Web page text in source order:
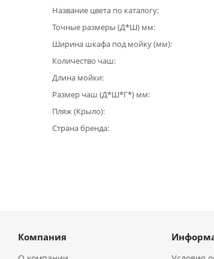
Название цвета по каталогу
Точные размеры (Д*Ш) мм
Ширина шкафа под мойку (мм)
Количество чаш
Длина мойки
Размер чаш (Д*Ш*Г*) мм
Пляж (Крыло)
Страна бренда
Компания